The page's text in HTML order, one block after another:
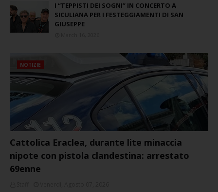
I “TEPPISTI DEI SOGNI” IN CONCERTO A
SICULIANA PER I FESTEGGIAMENTI DI SAN
GIUSEPPE
NOTIZIE
Cattolica Eraclea, durante lite minaccia
nipote con pistola clandestina: arrestato
69enne